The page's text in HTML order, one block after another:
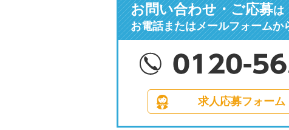
お問い合わせ・ご応募は
お電話またはメールフォームか
求人応募フォーム